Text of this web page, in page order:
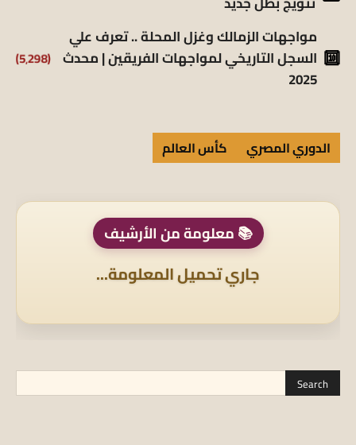
مواجهات الزمالك وغزل المحلة .. تعرف علي
السجل التاريخي لمواجهات الفريقين | محدث
2025
(5٬298)
الدوري المصري كأس العالم
📚 معلومة من الأرشيف
جاري تحميل المعلومة...